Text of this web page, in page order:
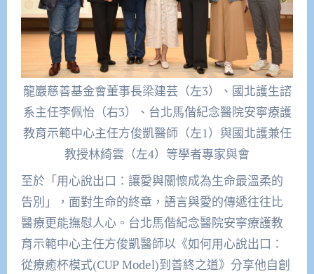
龍巖慈善基金會董事長梁建芸（左3）、國北護生諮
系主任李佩怡（右3）、台北馬偕紀念醫院安寧療護
教育示範中心主任方俊凱醫師（左1）與國北護兼任
教授林綺雲（左4）等學者專家與會
至於「用心說出口：讓愛與關懷成為生命最溫柔的
告別」，面對生命的終章，語言與愛的傳遞往往比
醫療更能撫慰人心。台北馬偕紀念醫院安寧療護教
育示範中心主任方俊凱醫師以《如何用心說出口：
從療癒杯模式(CUP Model)到善終之道》分享他自創